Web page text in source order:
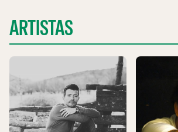
ARTISTAS